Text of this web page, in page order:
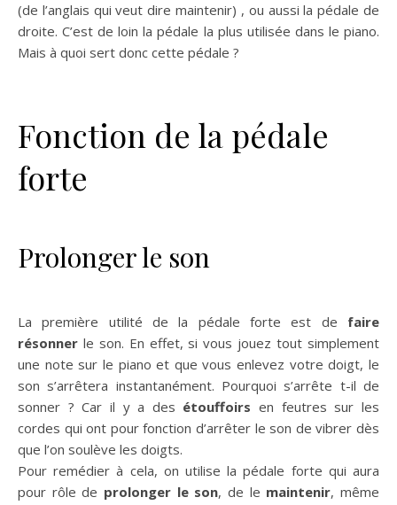
(de l’anglais qui veut dire maintenir) , ou aussi la pédale de
droite. C’est de loin la pédale la plus utilisée dans le piano.
Mais à quoi sert donc cette pédale ?
Fonction de la pédale
forte
Prolonger le son
La première utilité de la pédale forte est de faire
résonner le son. En effet, si vous jouez tout simplement
une note sur le piano et que vous enlevez votre doigt, le
son s’arrêtera instantanément. Pourquoi s’arrête t-il de
sonner ? Car il y a des étouffoirsen feutres sur les
cordes qui ont pour fonction d’arrêter le son de vibrer dès
que l’on soulève les doigts.
Pour remédier à cela, on utilise la pédale forte qui aura
pour rôle de prolonger le son, de le maintenir, même